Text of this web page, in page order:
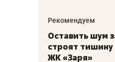
Рекомендуем
Оставить шум
строят тишину
ЖК «Заря»